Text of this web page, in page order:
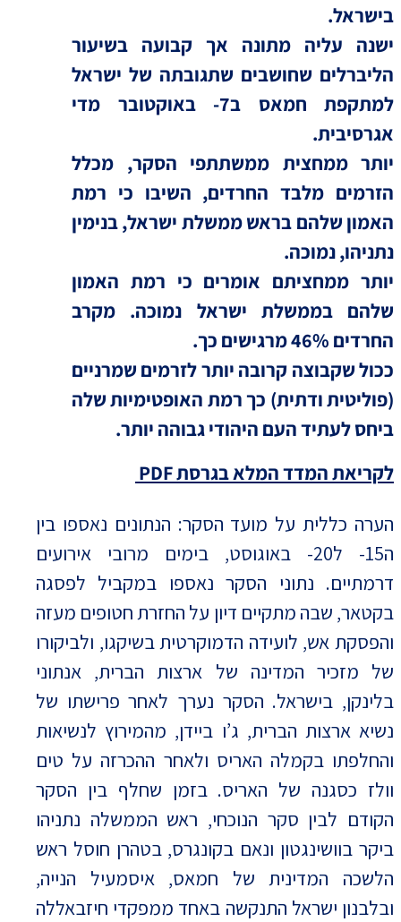
בישראל.
ישנה עליה מתונה אך קבועה בשיעור
הליברלים שחושבים שתגובתה של ישראל
למתקפת חמאס ב7- באוקטובר מדי
אגרסיבית.
יותר ממחצית ממשתתפי הסקר, מכלל
הזרמים מלבד החרדים, השיבו כי רמת
האמון שלהם בראש ממשלת ישראל, בנימין
נתניהו, נמוכה.
יותר ממחציתם אומרים כי רמת האמון
שלהם בממשלת ישראל נמוכה. מקרב
החרדים 46% מרגישים כך.
ככול שקבוצה קרובה יותר לזרמים שמרניים
(פוליטית ודתית) כך רמת האופטימיות שלה
ביחס לעתיד העם היהודי גבוהה יותר.
לקריאת המדד המלא בגרסת PDF
הערה כללית על מועד הסקר: הנתונים נאספו בין
ה15- ל20- באוגוסט, בימים מרובי אירועים
דרמתיים. נתוני הסקר נאספו במקביל לפסגה
בקטאר, שבה מתקיים דיון על החזרת חטופים מעזה
והפסקת אש, לועידה הדמוקרטית בשיקגו, ולביקורו
של מזכיר המדינה של ארצות הברית, אנתוני
בלינקן, בישראל. הסקר נערך לאחר פרישתו של
נשיא ארצות הברית, ג’ו ביידן, מהמירוץ לנשיאות
והחלפתו בקמלה האריס ולאחר ההכרזה על טים
וולז כסגנה של האריס. בזמן שחלף בין הסקר
הקודם לבין סקר הנוכחי, ראש הממשלה נתניהו
ביקר בוושינגטון ונאם בקונגרס, בטהרן חוסל ראש
הלשכה המדינית של חמאס, איסמעיל הנייה,
ובלבנון ישראל התנקשה באחד ממפקדי חיזבאללה